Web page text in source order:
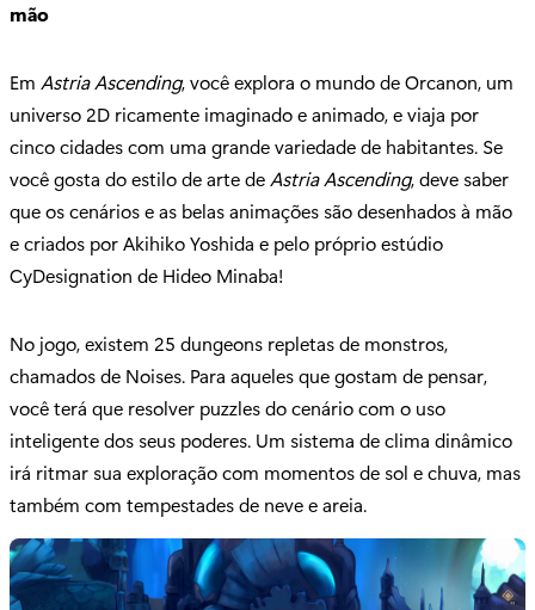
mão
Em Astria Ascending, você explora o mundo de Orcanon, um
universo 2D ricamente imaginado e animado, e viaja por
cinco cidades com uma grande variedade de habitantes. Se
você gosta do estilo de arte deAstria Ascending, deve saber
que os cenários e as belas animações são desenhados à mão
e criados por Akihiko Yoshida e pelo próprio estúdio
CyDesignation de Hideo Minaba!
No jogo, existem 25 dungeons repletas de monstros,
chamados de Noises. Para aqueles que gostam de pensar,
você terá que resolver puzzles do cenário com o uso
inteligente dos seus poderes. Um sistema de clima dinâmico
irá ritmar sua exploração com momentos de sol e chuva, mas
também com tempestades de neve e areia.